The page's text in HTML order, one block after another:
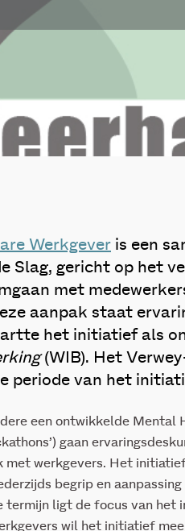
Werkgever is een
Slag, gericht op het
met
aanpak staat
het initiatief als
(WIB). Het
periode van het
een ontwikkelde Mental
gaan
met werkgevers. Het
begrip en
termijn ligt de focus van het
wil het initiatief